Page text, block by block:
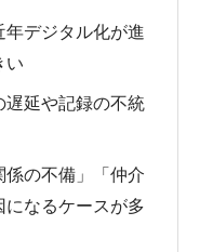
デジタル化が進
い
遅延や記録の不統
の不備」「仲介
なるケースが多